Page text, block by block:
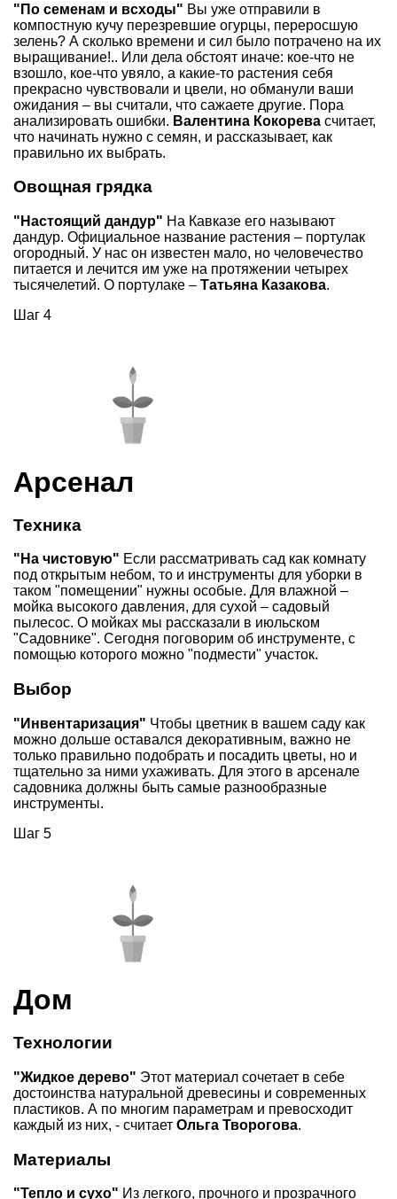
"По семенам и всходы" Вы уже отправили в
компостную кучу перезревшие огурцы, переросшую
зелень? А сколько времени и сил было потрачено на их
выращивание!.. Или дела обстоят иначе: кое-что не
взошло, кое-что увяло, а какие-то растения себя
прекрасно чувствовали и цвели, но обманули ваши
ожидания – вы считали, что сажаете другие. Пора
анализировать ошибки. Валентина Кокорева считает,
что начинать нужно с семян, и рассказывает, как
правильно их выбрать.
Овощная грядка
"Настоящий дандур" На Кавказе его называют
дандур. Официальное название растения – портулак
огородный. У нас он известен мало, но человечество
питается и лечится им уже на протяжении четырех
тысячелетий. О портулаке – Татьяна Казакова.
Шаг 4
Арсенал
Техника
"На чистовую" Если рассматривать сад как комнату
под открытым небом, то и инструменты для уборки в
таком "помещении" нужны особые. Для влажной –
мойка высокого давления, для сухой – садовый
пылесос. О мойках мы рассказали в июльском
"Садовнике". Сегодня поговорим об инструменте, с
помощью которого можно "подмести" участок.
Выбор
"Инвентаризация" Чтобы цветник в вашем саду как
можно дольше оставался декоративным, важно не
только правильно подобрать и посадить цветы, но и
тщательно за ними ухаживать. Для этого в арсенале
садовника должны быть самые разнообразные
инструменты.
Шаг 5
Дом
Технологии
"Жидкое дерево" Этот материал сочетает в себе
достоинства натуральной древесины и современных
пластиков. А по многим параметрам и превосходит
каждый из них, - считает Ольга Творогова.
Материалы
"Тепло и сухо" Из легкого, прочного и прозрачного